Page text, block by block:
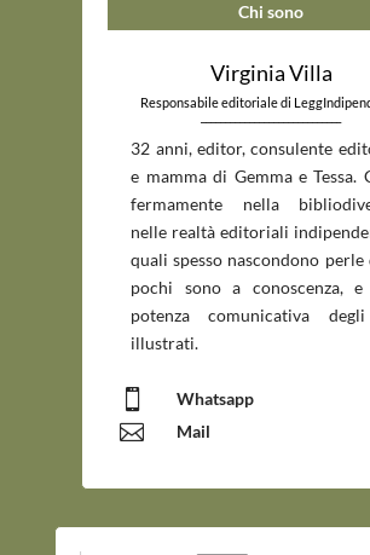
Chi sono
Virginia Villa
Responsabile editoriale di
32 anni, editor, consulente
e mamma di Gemma e Tessa.
fermamente nella
nelle realtà editoriali
quali spesso nascondono perle
pochi sono a conoscenza, e
potenza comunicativa
illustrati.
 Whatsapp
 Mail